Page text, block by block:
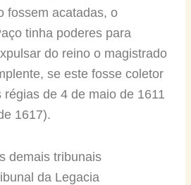
fossem acatadas, o
tinha poderes para
do reino o magistrado
se este fosse coletor
de 4 de maio de 1611
1617).
demais tribunais
da Legacia